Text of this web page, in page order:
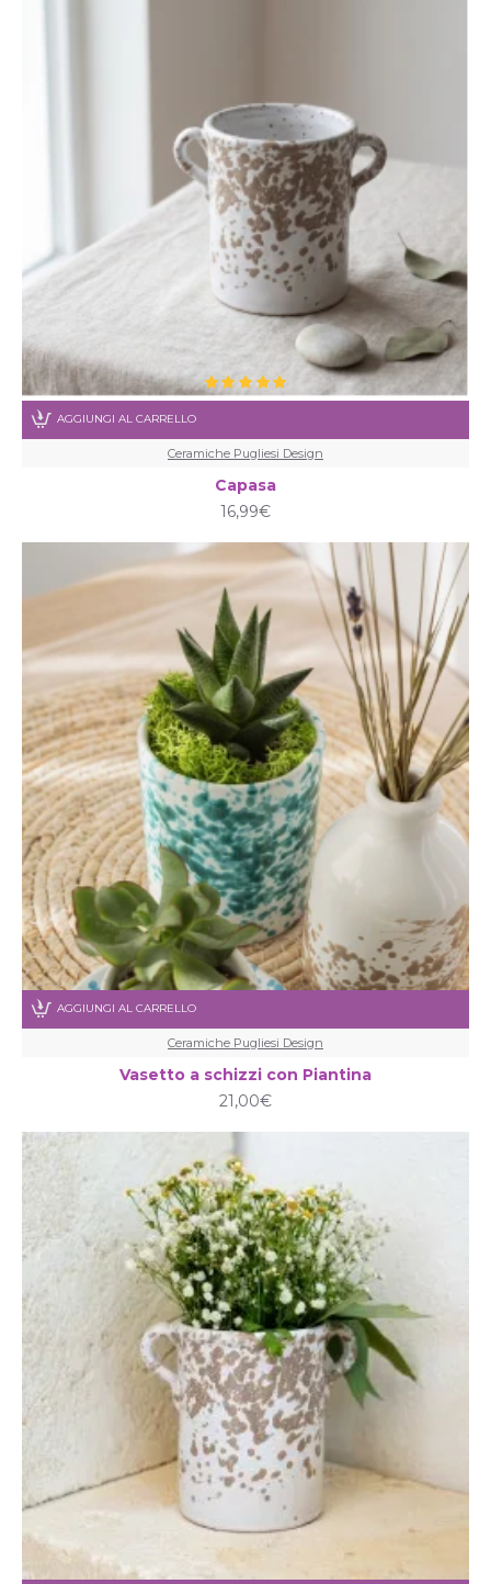
Ceramiche Pugliesi Design
Capasa
16,99€
AGGIUNGI AL CARRELLO
Ceramiche Pugliesi Design
Vasetto a schizzi con Piantina
21,00€
AGGIUNGI AL CARRELLO